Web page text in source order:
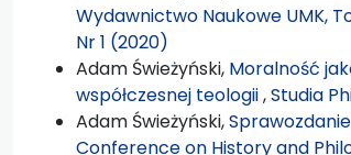
Wydawnictwo Naukowe UMK,
Nr 1 (2020)
Adam Świeżyński, Moralność
współczesnej teologii,Studia
Adam Świeżyński,
Conference on History and